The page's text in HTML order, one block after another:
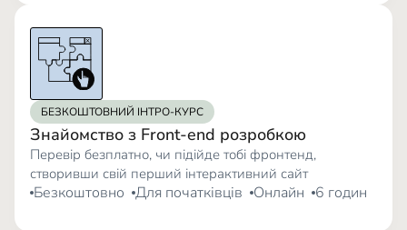
БЕЗКОШТОВНИЙ ІНТРО-КУРС
Знайомство з Front-end розробкою
Перевір безплатно, чи підійде тобі фронтенд,
створивши свій перший інтерактивний сайт
Безкоштовно Для початківців Онлайн 6 годин